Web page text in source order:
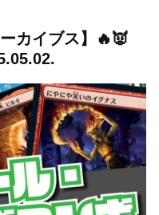
カイブス】🔥👿